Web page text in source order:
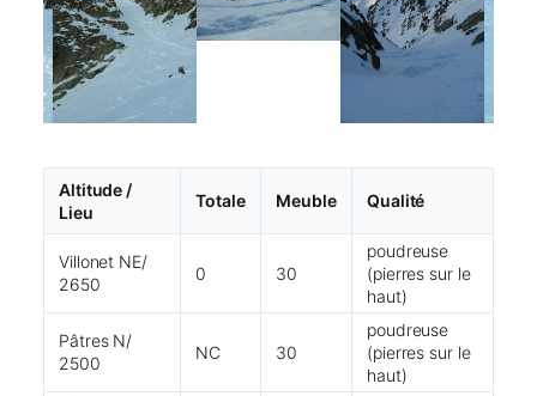
Altitude /
Lieu
Totale Meuble Qualité
Villonet NE/
2650
0 30
poudreuse
(pierres sur le
haut)
Pâtres N/
2500
NC 30
poudreuse
(pierres sur le
haut)